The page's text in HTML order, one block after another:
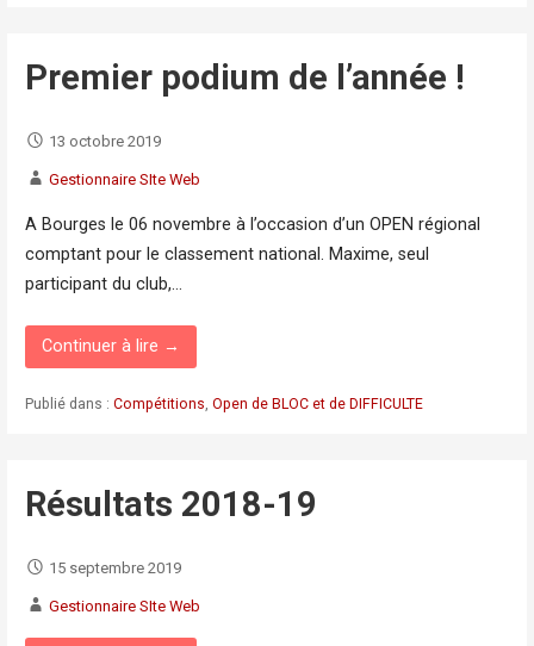
Premier podium de l’année !
13 octobre 2019
Gestionnaire SIte Web
A Bourges le 06 novembre à l’occasion d’un OPEN régional
comptant pour le classement national. Maxime, seul
participant du club,…
Continuer à lire →
Publié dans : Compétitions, Open de BLOC et de DIFFICULTE
Résultats 2018-19
15 septembre 2019
Gestionnaire SIte Web